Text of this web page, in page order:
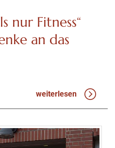
nur Fitness“
an das
weiterlesen